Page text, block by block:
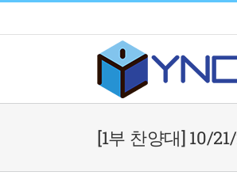
to
[1부 찬양대] 10/